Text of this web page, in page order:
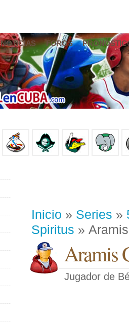
NOTICIAS FOROS
Inicio » Series »
Spiritus »
Aramis
Jugador de